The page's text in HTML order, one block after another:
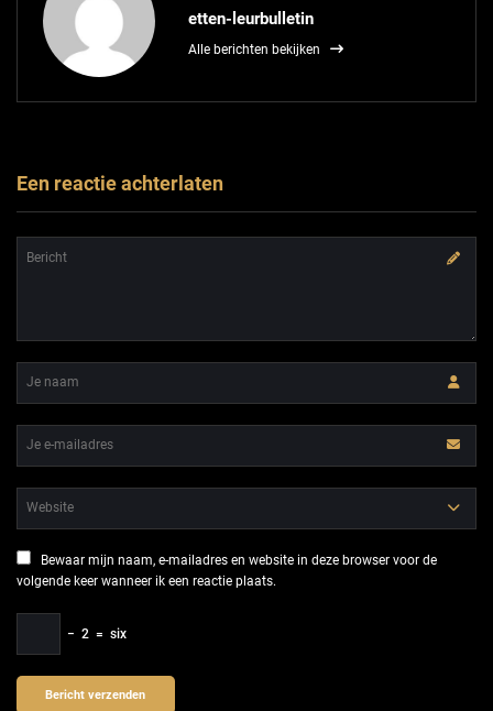
etten-leurbulletin
Alle berichten bekijken
Een reactie achterlaten
Bewaar mijn naam, e-mailadres en website in deze browser voor de
volgende keer wanneer ik een reactie plaats.
− 2 = six